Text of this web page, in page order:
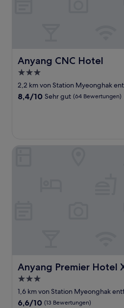
Anyang CNC Hotel
Anyang CNC Hotel
3.0-
Sterne-
Unterkunft
2,2 km von Station Myeonghak
8.4
Bewertungen)
8,4/10 Sehr gut (64 Bewertungen)
Anyang Premier Hotel
Anyang Premier Hotel XYM
3.0-
Sterne-
Unterkunft
1,6 km von Station Myeonghak
6.6
6,6/10 (13 Bewertungen)